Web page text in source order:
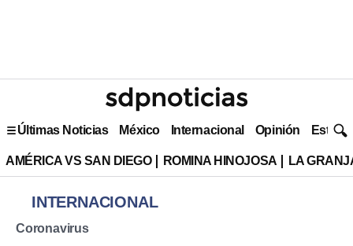
Últimas Noticias México Internacional Opinión Estilo
AMÉRICA VS SAN DIEGO ROMINA HINOJOSA LA
INTERNACIONAL
Coronavirus